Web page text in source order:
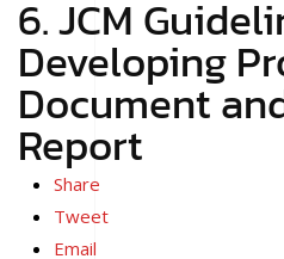
6. JCM
Developing
Document
Report
Share
Tweet
Email